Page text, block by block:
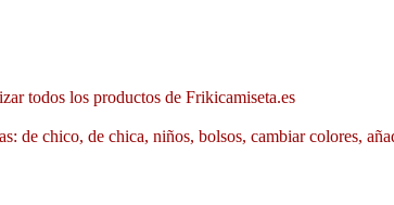
todos los productos de Frikicamiseta.es
de chico, de chica, niños, bolsos, cambiar colores,